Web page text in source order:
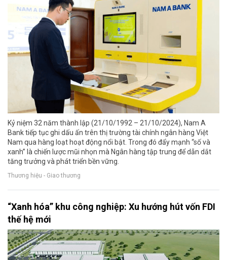
Kỷ niệm 32 năm thành lập (21/10/1992 – 21/10/2024), Nam A
Bank tiếp tục ghi dấu ấn trên thị trường tài chính ngân hàng Việt
Nam qua hàng loạt hoạt động nổi bật. Trong đó đẩy mạnh “số và
xanh” là chiến lược mũi nhọn mà Ngân hàng tập trung để dẫn dắt
tăng trưởng và phát triển bền vững.
Thương hiệu - Giao thương
“Xanh hóa” khu công nghiệp: Xu hướng hút vốn FDI
thế hệ mới